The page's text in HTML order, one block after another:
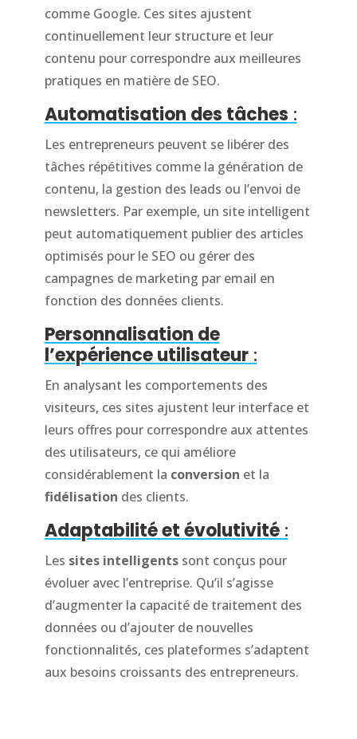
comme Google. Ces sites ajustent
continuellement leur structure et leur
contenu pour correspondre aux meilleures
pratiques en matière de SEO.
Automatisation des tâches :
Les entrepreneurs peuvent se libérer des
tâches répétitives comme la génération de
contenu, la gestion des leads ou l’envoi de
newsletters. Par exemple, un site intelligent
peut automatiquement publier des articles
optimisés pour le SEO ou gérer des
campagnes de marketing par email en
fonction des données clients.
Personnalisation de
l’expérience utilisateur:
En analysant les comportements des
visiteurs, ces sites ajustent leur interface et
leurs offres pour correspondre aux attentes
des utilisateurs, ce qui améliore
considérablement la conversion et la
fidélisation des clients.
Adaptabilité et évolutivité:
Les sites intelligentssont conçus pour
évoluer avec l’entreprise. Qu’il s’agisse
d’augmenter la capacité de traitement des
données ou d’ajouter de nouvelles
fonctionnalités, ces plateformes s’adaptent
aux besoins croissants des entrepreneurs.